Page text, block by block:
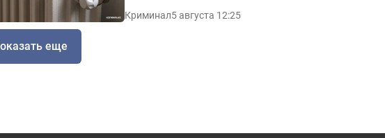
Криминал5 августа 12:25
еще